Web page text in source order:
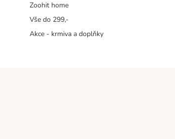
Zoohit home
Vše do 299,-
Akce - krmiva a doplňky